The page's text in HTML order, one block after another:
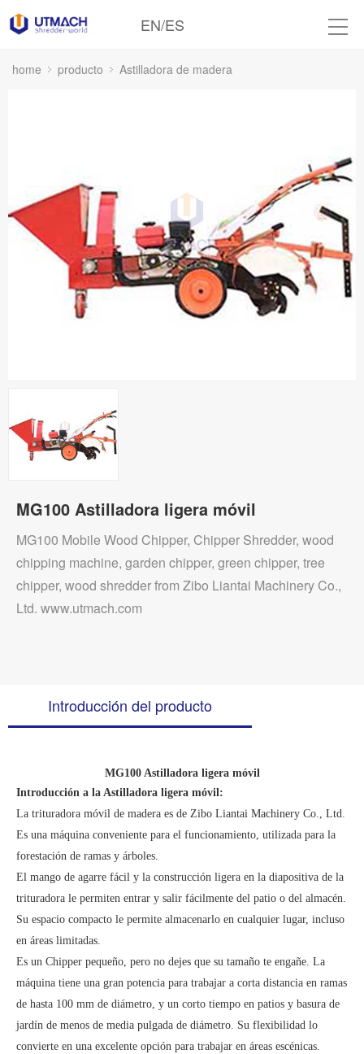
EN/ES
home producto Astilladora de madera
MG100 Astilladora ligera móvil
MG100 Mobile Wood Chipper, Chipper Shredder, wood
chipping machine, garden chipper, green chipper, tree
chipper, wood shredder from Zibo Liantai Machinery Co.,
Ltd. www.utmach.com
Introducción del producto
MG100 Astilladora ligera móvil
Introducción a la Astilladora ligera móvil:
La trituradora móvil de madera es de Zibo Liantai Machinery Co., Ltd.
Es una máquina conveniente para el funcionamiento, utilizada para la
forestación de ramas y árboles.
El mango de agarre fácil y la construcción ligera en la diapositiva de la
trituradora le permiten entrar y salir fácilmente del patio o del almacén.
Su espacio compacto le permite almacenarlo en cualquier lugar, incluso
en áreas limitadas.
Es un Chipper pequeño, pero no dejes que su tamaño te engañe. La
máquina tiene una gran potencia para trabajar a corta distancia en ramas
de hasta 100 mm de diámetro, y un corto tiempo en patios y basura de
jardín de menos de media pulgada de diámetro. Su flexibilidad lo
convierte en una excelente opción para trabajar en áreas escénicas.